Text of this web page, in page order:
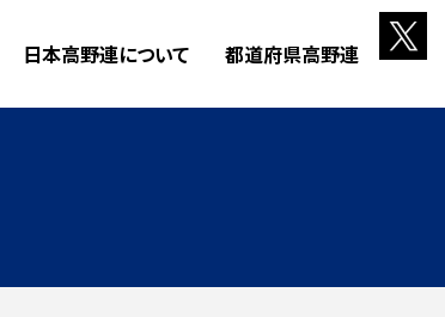
日本高野連について 都道府県高野連